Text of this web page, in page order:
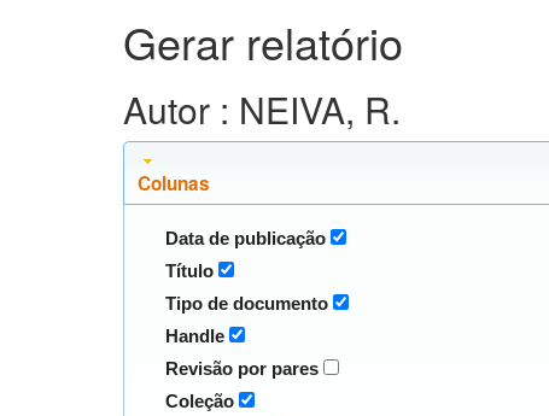
Gerar relatório
Autor : NEIVA, R.
Colunas
Data de publicação
Título
Tipo de documento
Handle
Revisão por pares
Coleção